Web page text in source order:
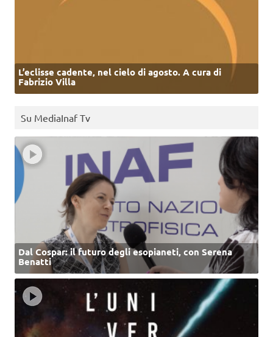
L’eclisse cadente, nel cielo di agosto. A cura di
Fabrizio Villa
Su MediaInaf Tv
Dal Cospar: il futuro degli esopianeti, con Serena
Benatti